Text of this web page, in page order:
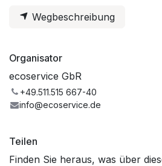
Wegbeschreibung
Organisator
ecoservice GbR
+49.511.515 667-40
info@ecoservice.de
Teilen
Finden Sie heraus, was über